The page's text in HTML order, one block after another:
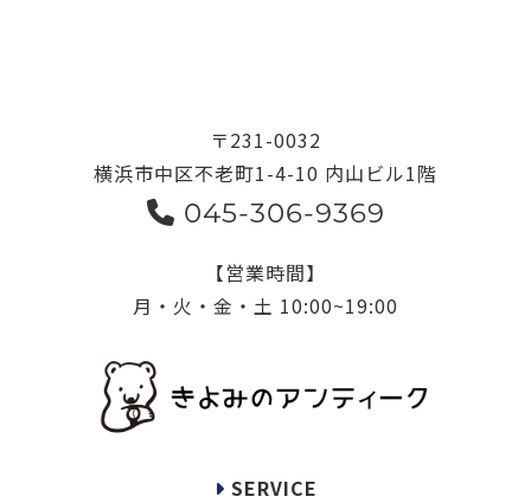
〒231-0032
横浜市中区不老町1-4-10 内山ビル1階
045-306-9369
【営業時間】
月・火・金・土 10:00~19:00
SERVICE